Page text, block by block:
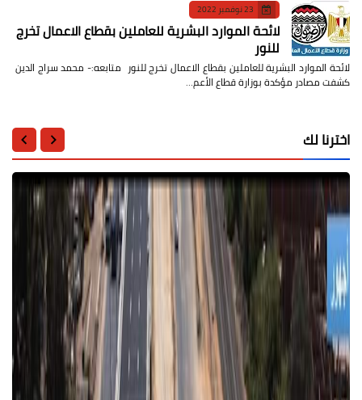
23 نوفمبر 2022
لائحة الموارد البشرية للعاملين بقطاع الاعمال تخرج
للنور
لائحة الموارد البشرية للعاملين بقطاع الاعمال تخرج للنور متابعه:- محمد سراج الدين
كشفت مصادر مؤكدة بوزارة قطاع الأعم…
اخترنا لك